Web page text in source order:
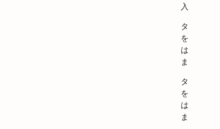
入力しま
タスクに
を追加す
は
ます。
タスクに
を追加す
は
ます。